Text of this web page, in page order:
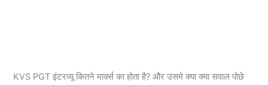
KVS PGT इंटरव्यू कितने मार्क्स का होता है? और उसमे क्या क्या सवाल पोछे